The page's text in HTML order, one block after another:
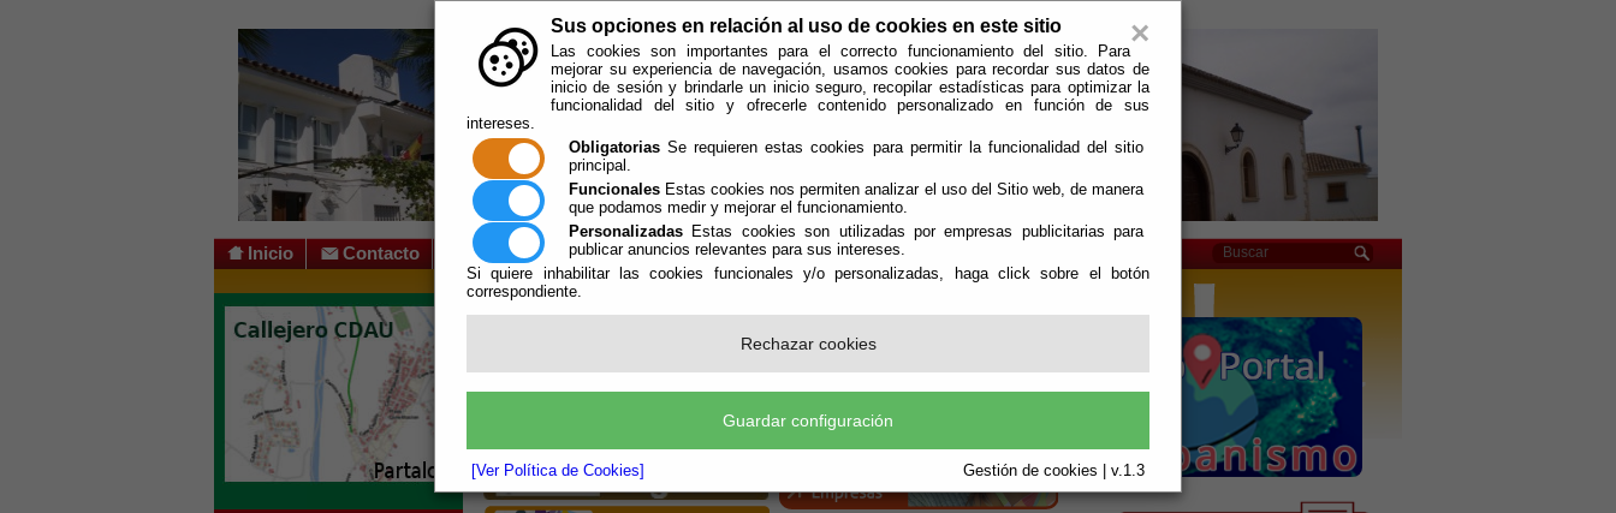
×
Sus opciones en relación al uso de cookies en este sitio
Las cookies son importantes para el correcto funcionamiento del sitio. Para
mejorar su experiencia de navegación, usamos cookies para recordar sus datos de
inicio de sesión y brindarle un inicio seguro, recopilar estadísticas para optimizar la
funcionalidad del sitio y ofrecerle contenido personalizado en función de sus
intereses.
Obligatorias Se requieren estas cookies para permitir la funcionalidad del sitio
principal.
Funcionales Estas cookies nos permiten analizar el uso del Sitio web, de manera
que podamos medir y mejorar el funcionamiento.
Personalizadas Estas cookies son utilizadas por empresas publicitarias para
publicar anuncios relevantes para sus intereses.
Si quiere inhabilitar las cookies funcionales y/o personalizadas, haga click sobre el botón
correspondiente.
Rechazar cookies
Guardar configuración
[Ver Política de Cookies] Gestión de cookies | v.1.3
Inicio Contacto